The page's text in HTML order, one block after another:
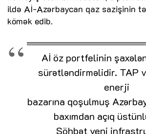
ildə Aİ-Azərbaycan qaz sazişinin
kömək edib.
Aİ öz portfelinin
sürətləndirməlidir. TAP
enerji
bazarına qoşulmuş
baxımdan açıq
Söhbət yeni